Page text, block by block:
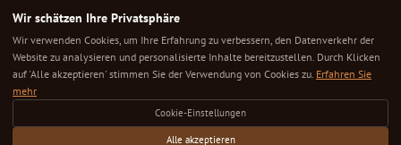
RSS-Feed
© 2025 Down Under Cafe. Alle Rechte vorbehalten.
Jedes Café sorgfältig ausgewählt. Jede Bewertung ehrlich. Dein nächster großartiger Kaffeeplatz ist
hier.
Wir schätzen Ihre Privatsphäre
Wir verwenden Cookies, um Ihre Erfahrung zu verbessern, den Datenverkehr der
Website zu analysieren und personalisierte Inhalte bereitzustellen. Durch Klicken
auf 'Alle akzeptieren' stimmen Sie der Verwendung von Cookies zu. Erfahren Sie
mehr
Cookie-Einstellungen
Alle akzeptieren